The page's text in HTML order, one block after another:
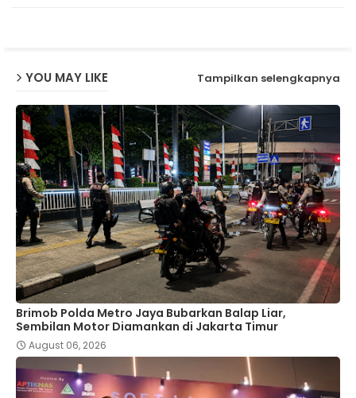
YOU MAY LIKE Tampilkan selengkapnya
Brimob Polda Metro Jaya Bubarkan Balap Liar,
Sembilan Motor Diamankan di Jakarta Timur
August 06, 2026